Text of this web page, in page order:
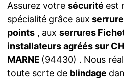
Assurez votre sécurité est
spécialité grâce aux
points , aux serrures
installateurs agréés sur
MARNE (94430) . Nous
toute sorte de blindage